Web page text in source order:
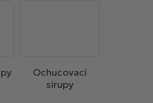
Ochucovací
sirupy